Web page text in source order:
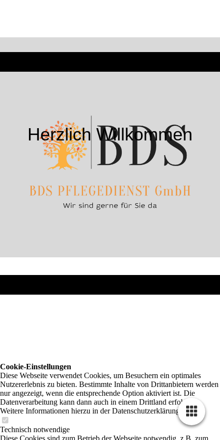
Herzlich Willkommen
Cookie-Einstellungen
Diese Webseite verwendet Cookies, um Besuchern ein optimales
Nutzererlebnis zu bieten. Bestimmte Inhalte von Drittanbietern werden
nur angezeigt, wenn die entsprechende Option aktiviert ist. Die
Datenverarbeitung kann dann auch in einem Drittland erfolgen.
Weitere Informationen hierzu in der Datenschutzerklärung.
Technisch notwendige
Diese Cookies sind zum Betrieb der Webseite notwendig, z.B. zum